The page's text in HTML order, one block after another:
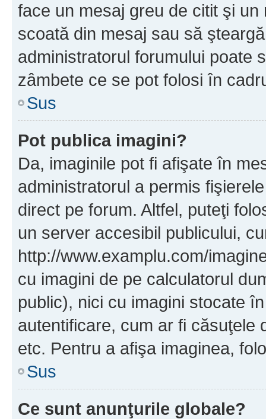
face un mesaj greu de citit şi
scoată din mesaj sau să
administratorul forumului poate
zâmbete ce se pot folosi în
Sus
Pot publica imagini?
Da, imaginile pot fi afişate în
administratorul a permis
direct pe forum. Altfel, puteţi
un server accesibil publicului,
http://www.examplu.com/
cu imagini de pe calculatorul
public), nici cu imagini stocate
autentificare, cum ar fi căsuţele
etc. Pentru a afişa imaginea,
Sus
Ce sunt anunţurile globale?